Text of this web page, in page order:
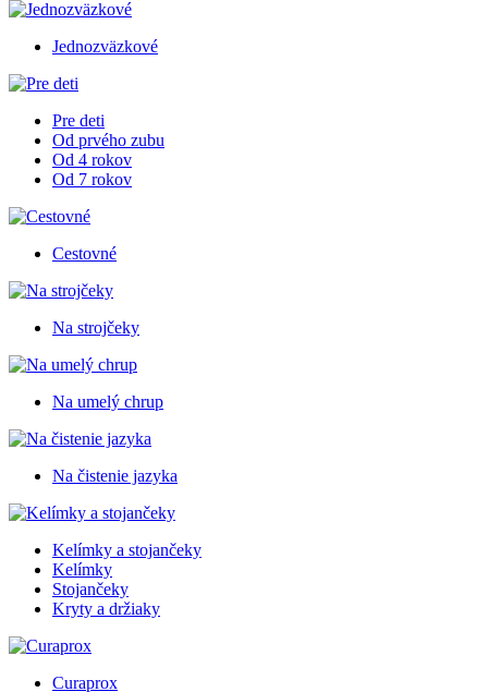
Jednozväzkové
Pre deti
Od prvého zubu
Od 4 rokov
Od 7 rokov
Cestovné
Na strojčeky
Na umelý chrup
Na čistenie jazyka
Kelímky a stojančeky
Kelímky
Stojančeky
Kryty a držiaky
Curaprox